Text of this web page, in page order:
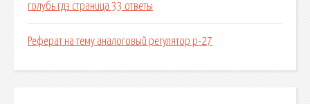
голубь гдз страница 33 ответы
Реферат на тему аналоговый регулятор р-27